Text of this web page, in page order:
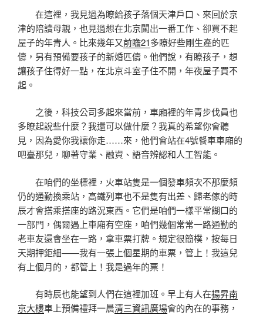
在這裡，我見過為瞭給孩子落個天津戶口、來回於京
津的陪讀母親，也見過想在北京闖出一番工作、卻買不起
屋子的年青人。比來幾年又前瞻21多瞭好些剛生產的匹
儔，另有預備要孩子的新婚匹儔。他們說，有瞭孩子，想
讓孩子住得好一點，在北京斗室子住不開，年夜屋子買不
起。
之後，科技公司多起來當前，車廂裡的年青步伐員也
多瞭起說些什麼？我還可以做什麼？我真的希望你會聽
見，因為愛你我讓你走……來，他們會站在4號餐車車廂的
吧臺那兒，聊著守業、融資、語音辨認和人工智能。
在咱們的坐標裡，火車站隻是一個發車頻次不那麼頻
仍的通勤換乘站，高鐵列車也不是隻有出差、歸老傢的時
辰才會搭乘搭座的路況東西。它們是咱們一樣平常餬口的
一部門，偶爾遇上車廂有空座，咱們幾個常常一路通勤的
老車友還會坐在一路，拿車票打牌。規定很簡樸，按每日
天期押鉅細——我有一張上個星期的車票，管上！我這兒
有上個月的，都管上！我是過年的票！
有時辰也能望到人們在這裡加班。早上有人在揚昇南
京大樓車上預備禮拜一晨清三資訊廣場會的內在的事務，